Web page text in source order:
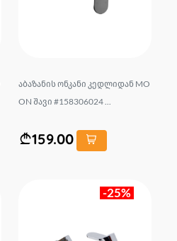
აბაზანის ონკანი კედლიდან MO
ON შავი #158306024 ...
159.00
-25%